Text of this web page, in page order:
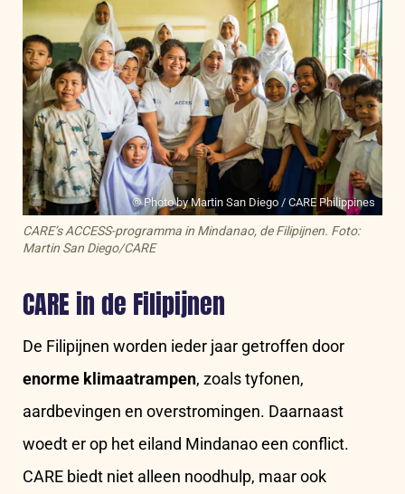
© Photo by Martin San Diego / CARE Philippines
CARE’s ACCESS-programma in Mindanao, de Filipijnen. Foto:
Martin San Diego/CARE
CARE in de Filipijnen
De Filipijnen worden ieder jaar getroffen door
enorme klimaatrampen, zoals tyfonen,
aardbevingen en overstromingen. Daarnaast
woedt er op het eiland Mindanao een conflict.
CARE biedt niet alleen noodhulp, maar ook